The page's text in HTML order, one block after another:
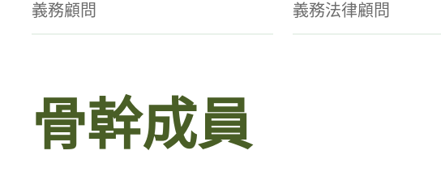
義務顧問 義務法律顧問
骨幹成員